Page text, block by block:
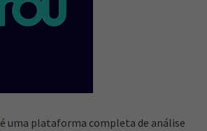
é uma plataforma completa de análise